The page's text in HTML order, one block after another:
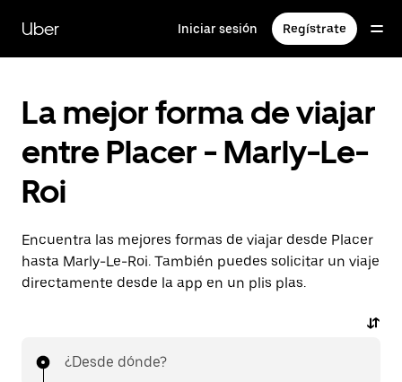
contenido
principal
Uber Iniciar sesión Regístrate
La mejor forma de viajar
entre Placer - Marly-Le-
Roi
Encuentra las mejores formas de viajar desde Placer
hasta Marly-Le-Roi. También puedes solicitar un viaje
directamente desde la app en un plis plas.
¿Desde dónde?